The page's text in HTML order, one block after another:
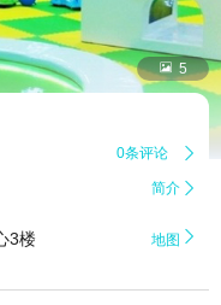
 5
0条评论 
简介 
3楼 地图 